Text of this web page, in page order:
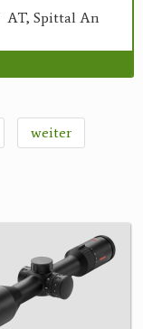
AT, Spittal An
weiter